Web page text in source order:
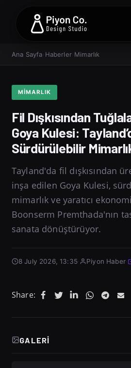
Ana Sayfa Haberler› Mimarlık
MIMARLIK
Fil Dışkısından
Goya Kulesi:
Sürdürülebilir
Tayland'da fil dışkısından
inşa edilen Goya Kulesi,
mimarlık ve yaratıcı
Boonserm Premthada'nın
sanata dönüştürüyor.
8 July 2026, 13:35· Piyon Haber·
Share:
GALERI